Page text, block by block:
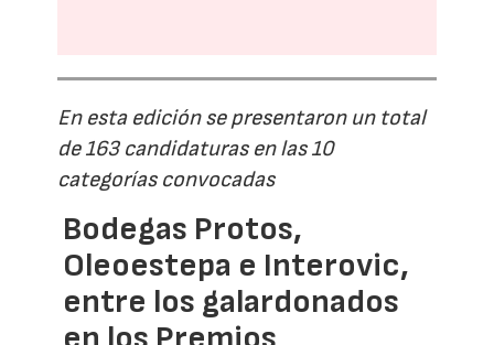
En esta edición se presentaron un total
de 163 candidaturas en las 10
categorías convocadas
Bodegas Protos,
Oleoestepa e Interovic,
entre los galardonados